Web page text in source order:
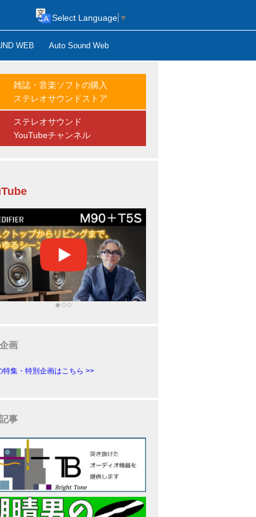
WEB Auto Sound Web
Select Language ▼
雑誌・音楽ソフトの購入
ステレオサウンドストア
ステレオサウンド
YouTubeチャンネル
画
特集・特別企画はこちら >>
事